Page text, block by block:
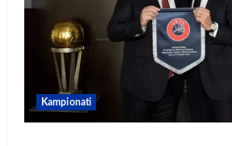
Kampionati